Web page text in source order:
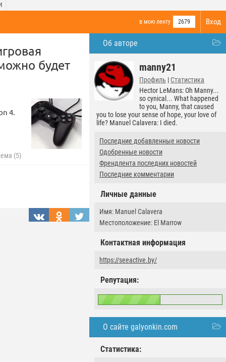
Вход
в мою ленту 2679
Об авторе
manny21
Профиль | Статистика
Hector LeMans: Oh Manny...
so cynical... What happened
to you, Manny, that caused
you to lose your sense of hope, your love of
life? Manuel Calavera: I died.
Последние добавленные новости
Одобренные новости
Френдлента последних новостей
Последние комментарии
Личные данные
Имя: Manuel Calavera
Местоположение: El Marrow
Контактная информация
https://seeactive.by/
Репутация:
О сайте galyonkin.com
Статистика:
будет
4.
(5)